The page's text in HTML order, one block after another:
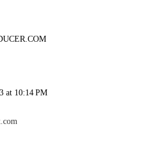
at 10:14 PM